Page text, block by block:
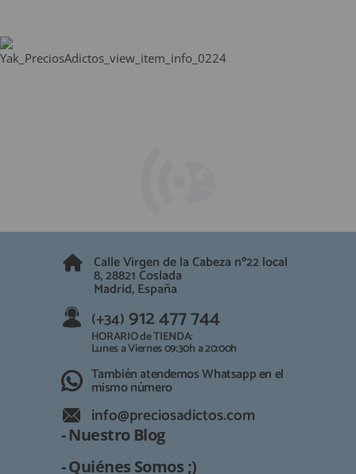
Calle Virgen de la Cabeza nº22 local
8, 28821 Coslada
Madrid, España
(+34) 912 477 744
HORARIO de TIENDA:
Lunes a Viernes 09:30h a 20:00h
También atendemos Whatsapp en el
mismo número
info@preciosadictos.com
- Nuestro Blog
- Quiénes Somos ;)